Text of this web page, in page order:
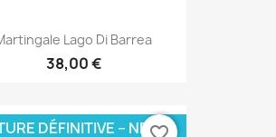
Lago Di Barrea
38,00 €
DÉFINITIVE – NE